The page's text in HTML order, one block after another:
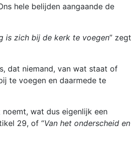
hele belijden aangaande de
is zich bij de kerk te voegen” zegt
dat niemand, van wat staat of
te voegen en daarmede te
wat dus eigenlijk een
29, of “Van het onderscheid en